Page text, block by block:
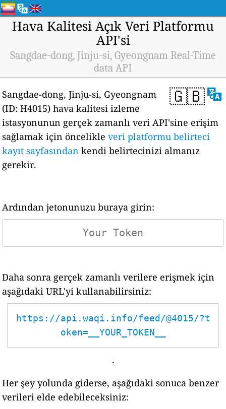
Hava Kalitesi Açık Veri Platformu
API'si
Sangdae-dong, Jinju-si, Gyeongnam Real-Time
data API
🇬🇧
Sangdae-dong, Jinju-si, Gyeongnam
(ID: H4015) hava kalitesi izleme
istasyonunun gerçek zamanlı veri API'sine erişim
sağlamak için öncelikleveri platformu belirteci
kayıt sayfasından kendi belirtecinizi almanız
gerekir.
Ardından jetonunuzu buraya girin:
Daha sonra gerçek zamanlı verilere erişmek için
aşağıdaki URL'yi kullanabilirsiniz:
https://api.waqi.info/feed/@4015/?t
oken=__YOUR_TOKEN__
.
Her şey yolunda giderse, aşağıdaki sonuca benzer
verileri elde edebileceksiniz: